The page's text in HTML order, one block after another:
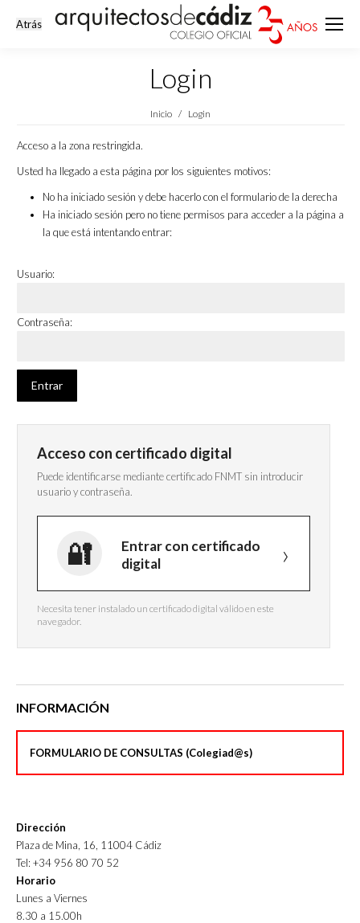
Login
Estás aquí:
Inicio Login
Acceso a la zona restringida.
Usted ha llegado a esta página por los siguientes motivos:
No ha iniciado sesión y debe hacerlo con el formulario de la derecha
Ha iniciado sesión pero no tiene permisos para acceder a la página a
la que está intentando entrar:
Usuario:
Contraseña:
Acceso con certificado digital
Puede identificarse mediante certificado FNMT sin introducir
usuario y contraseña.
Entrar con certificado
digital
Necesita tener instalado un certificado digital válido en este
navegador.
INFORMACIÓN
FORMULARIO DE CONSULTAS (Colegiad@s)
Dirección
Plaza de Mina, 16, 11004 Cádiz
Tel: +34 956 80 70 52
Horario
Lunes a Viernes
8.30 a 15.00h